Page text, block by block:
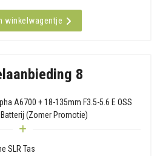
winkelwagentje
8
A6700 + 18-135mm F3.5-5.6 E OSS
(Zomer Promotie)
SLR Tas